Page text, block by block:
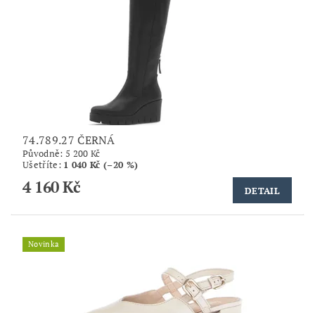
74.789.27 ČERNÁ
Původně: 5 200 Kč
Ušetříte: 1 040 Kč (–20 %)
4 160 Kč DETAIL
Novinka